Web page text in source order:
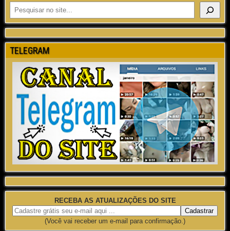
TELEGRAM
RECEBA AS ATUALIZAÇÕES DO SITE
(Você vai receber um e-mail para confirmação.)